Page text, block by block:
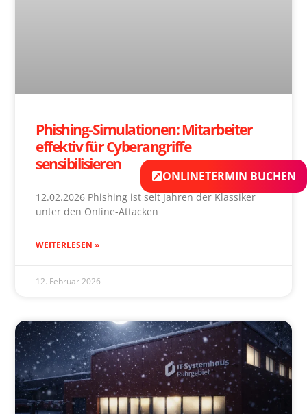
Phishing-Simulationen: Mitarbeiter
effektiv für Cyberangriffe
sensibilisieren
12.02.2026 Phishing ist seit Jahren der Klassiker
unter den Online-Attacken
WEITERLESEN »
12. Februar 2026
ONLINETERMIN BUCHEN